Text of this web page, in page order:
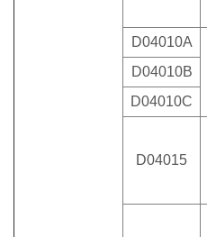
D04010A
D04010B
D04010C
D04015